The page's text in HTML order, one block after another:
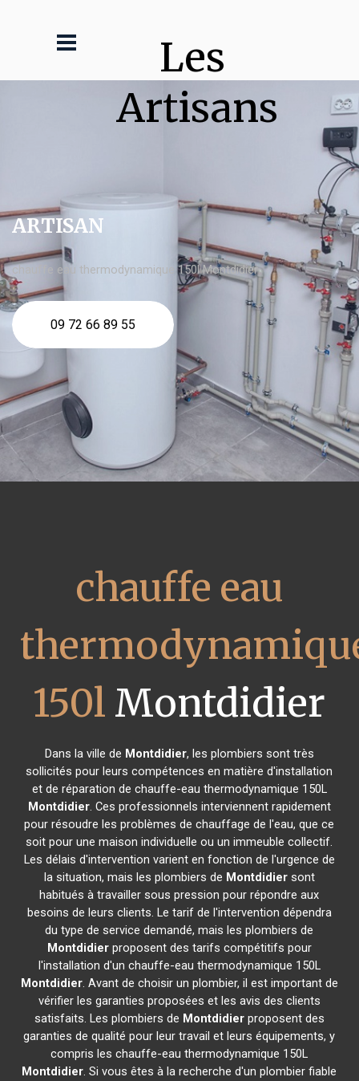
Les
Artisans
ARTISAN
chauffe eau thermodynamique 150l Montdidier
09 72 66 89 55
chauffe eau
150l Montdidier
Dans la ville de Montdidier, les plombiers sont très
sollicités pour leurs compétences en matière d'installation
et de réparation de chauffe-eau thermodynamique 150L
Montdidier. Ces professionnels interviennent rapidement
pour résoudre les problèmes de chauffage de l'eau, que ce
soit pour une maison individuelle ou un immeuble collectif.
Les délais d'intervention varient en fonction de l'urgence de
la situation, mais les plombiers de Montdidiersont
habitués à travailler sous pression pour répondre aux
besoins de leurs clients. Le tarif de l'intervention dépendra
du type de service demandé, mais les plombiers de
Montdidierproposent des tarifs compétitifs pour
l'installation d'un chauffe-eau thermodynamique 150L
Montdidier. Avant de choisir un plombier, il est important de
vérifier les garanties proposées et les avis des clients
satisfaits. Les plombiers de Montdidierproposent des
garanties de qualité pour leur travail et leurs équipements, y
compris les chauffe-eau thermodynamique 150L
Montdidier. Si vous êtes à la recherche d'un plombier fiable